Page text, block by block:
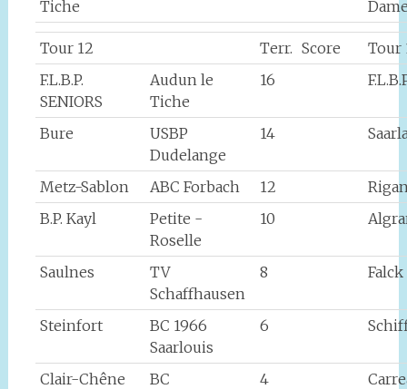
Tiche
Tour 12 Terr. Score
Tour
F.L.B.P.
SENIORS
Audun le
Tiche
16
Bure
USBP
Dudelange
14
Metz-Sablon ABC Forbach 12
B.P. Kayl
Petite -
Roselle
10
Saulnes
TV
Schaffhausen
8 Falck
Steinfort
BC 1966
Saarlouis
6
Clair-Chêne
BC
4